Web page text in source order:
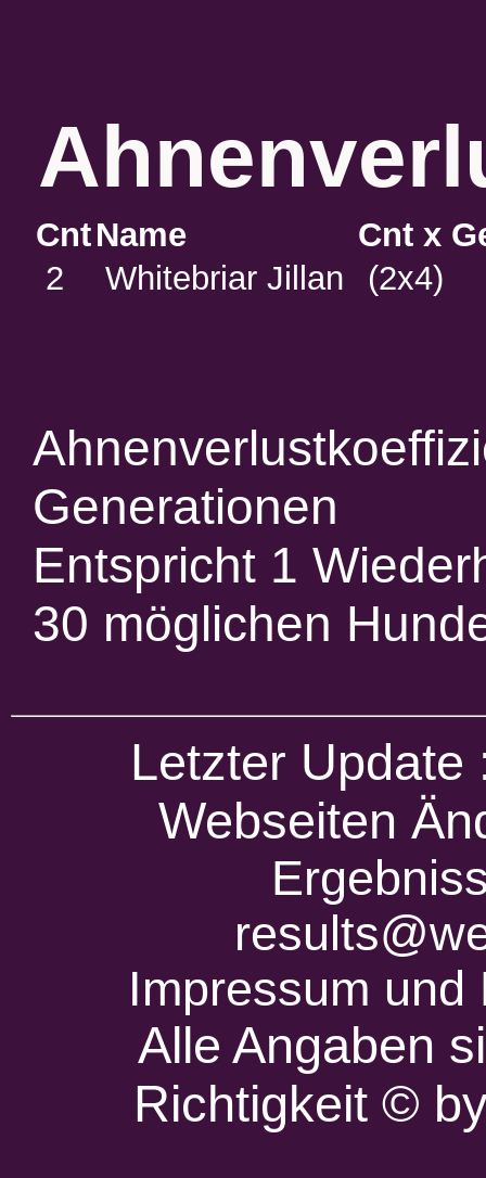
CntName
Cnt x
2
Whitebriar Jillan (2x4)
Generationen
Entspricht 1
30 möglichen
Letzter
Webseiten
Impressum
Alle Angaben
Richtigkeit ©